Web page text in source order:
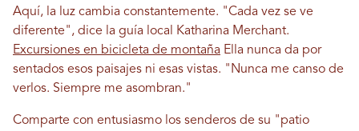
Aquí, la luz cambia constantemente. "Cada vez se ve
diferente", dice la guía local Katharina Merchant.
Excursiones en bicicleta de montaña Ella nunca da por
sentados esos paisajes ni esas vistas. "Nunca me canso de
verlos. Siempre me asombran."
Comparte con entusiasmo los senderos de su "patio